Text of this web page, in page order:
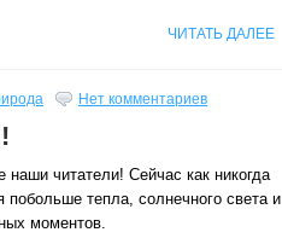
ЧИТАТЬ ДАЛЕЕ
Нет комментариев
наши читатели! Сейчас как никогда
побольше тепла, солнечного света и
моментов.